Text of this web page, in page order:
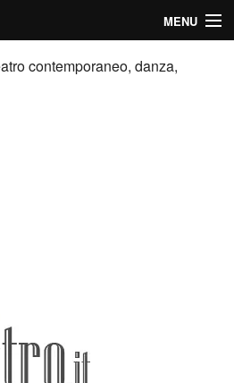
MENU
contemporaneo, danza,